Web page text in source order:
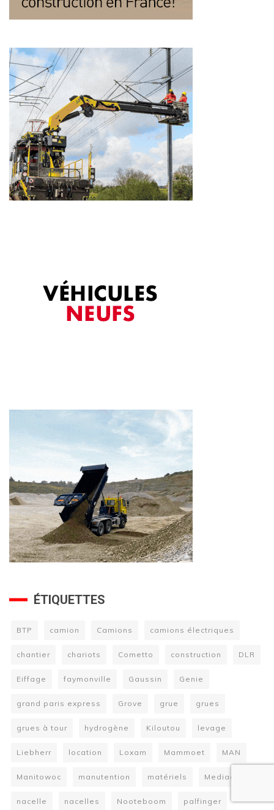
ÉTIQUETTES
BTP camion Camions camions électriques
chantier chariots Cometto construction DLR
Eiffage faymonville Gaussin Genie
grand paris express Grove grue grues
grues à tour hydrogène Kiloutou levage
Liebherr location Loxam Mammoet MAN
Manitowoc manutention matériels Mediaco
nacelle nacelles Nooteboom palfinger